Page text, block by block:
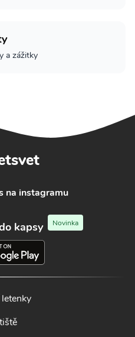
a zážitky
na instagramu
kapsy Novinka